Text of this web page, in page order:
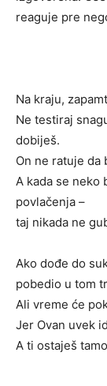
reaguje pre
Na kraju,
Ne testiraj
dobiješ.
On ne ratuje da
A kada se neko
povlačenja –
taj nikada ne
Ako dođe do
pobedio u tom
Ali vreme će
Jer Ovan uvek
A ti ostaješ